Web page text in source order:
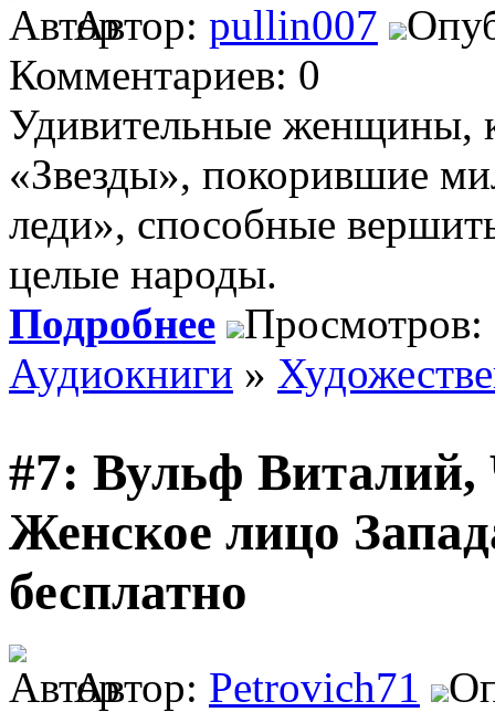
Автор: pullin007
Комментариев: 0
Удивительные женщины,
«Звезды», покорившие
леди», способные
целые народы.
Подробнее
Просмотров:
Аудиокниги »
#7: Вульф
Женское лицо
бесплатно
Автор: Petrovich71